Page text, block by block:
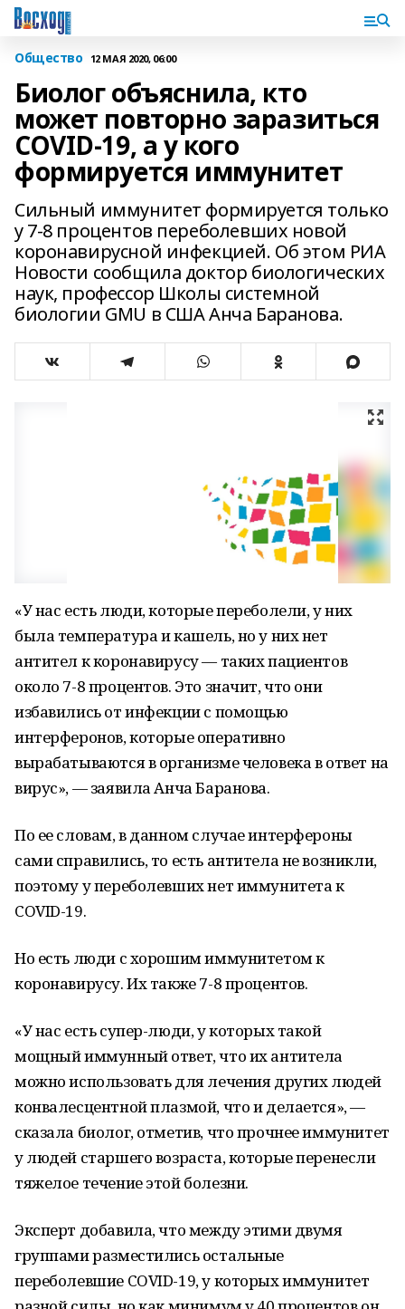
Общество 12 МАЯ 2020, 06:00
Биолог объяснила, кто
может повторно заразиться
COVID-19, а у кого
формируется иммунитет
Сильный иммунитет формируется только
у 7-8 процентов переболевших новой
коронавирусной инфекцией. Об этом РИА
Новости сообщила доктор биологических
наук, профессор Школы системной
биологии GMU в США Анча Баранова.
«У нас есть люди, которые переболели, у них
была температура и кашель, но у них нет
антител к коронавирусу — таких пациентов
около 7-8 процентов. Это значит, что они
избавились от инфекции с помощью
интерферонов, которые оперативно
вырабатываются в организме человека в ответ на
вирус», — заявила Анча Баранова.
По ее словам, в данном случае интерфероны
сами справились, то есть антитела не возникли,
поэтому у переболевших нет иммунитета к
COVID-19.
Но есть люди с хорошим иммунитетом к
коронавирусу. Их также 7-8 процентов.
«У нас есть супер-люди, у которых такой
мощный иммунный ответ, что их антитела
можно использовать для лечения других людей
конвалесцентной плазмой, что и делается», —
сказала биолог, отметив, что прочнее иммунитет
у людей старшего возраста, которые перенесли
тяжелое течение этой болезни.
Эксперт добавила, что между этими двумя
группами разместились остальные
переболевшие COVID-19, у которых иммунитет